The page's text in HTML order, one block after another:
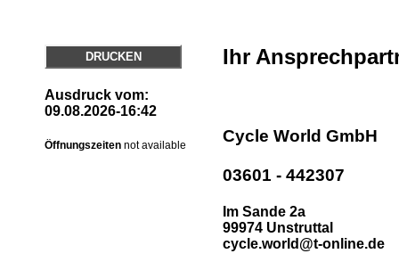
DRUCKEN
Ausdruck vom:
09.08.2026-16:42
Öffnungszeiten not available
Ihr
Cycle World GmbH
03601 - 442307
Im Sande 2a
99974 Unstruttal
cycle.world@t-online.de